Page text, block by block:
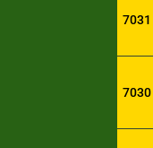
7031
7030